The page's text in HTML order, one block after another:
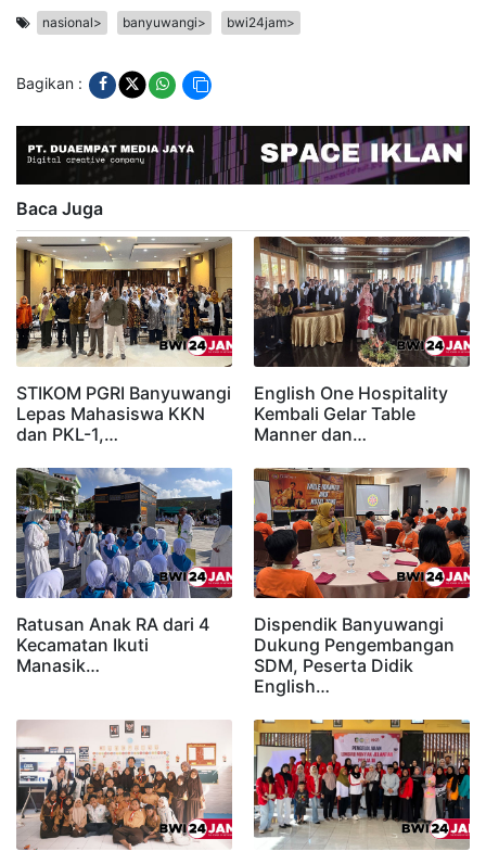
nasional> banyuwangi> bwi24jam>
Bagikan :
Baca Juga
STIKOM PGRI Banyuwangi
Lepas Mahasiswa KKN
dan PKL-1,…
English One Hospitality
Kembali Gelar Table
Manner dan…
Ratusan Anak RA dari 4
Kecamatan Ikuti
Manasik…
Dispendik Banyuwangi
Dukung Pengembangan
SDM, Peserta Didik
English…